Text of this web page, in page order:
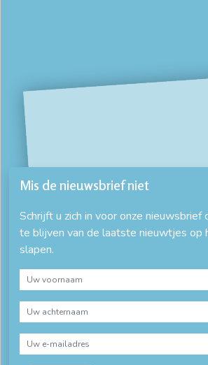
Mis de nieuwsbrief niet
Schrijft u zich in voor onze
te blijven van de laatste nieuwtjes op
slapen.